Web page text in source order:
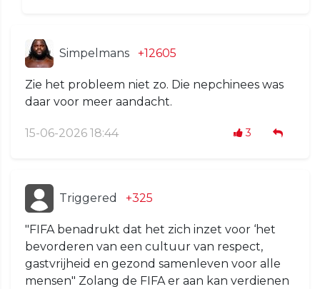
Simpelmans +12605
Zie het probleem niet zo. Die nepchinees was
daar voor meer aandacht.
15-06-2026 18:44 3
Triggered +325
"FIFA benadrukt dat het zich inzet voor ‘het
bevorderen van een cultuur van respect,
gastvrijheid en gezond samenleven voor alle
mensen" Zolang de FIFA er aan kan verdienen